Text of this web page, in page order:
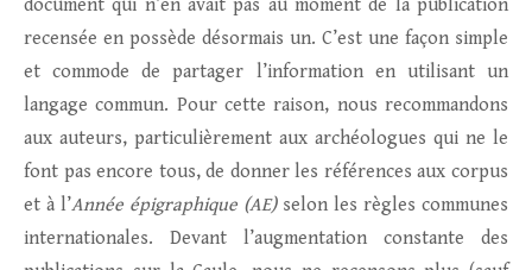
document qui n’en avait pas au moment de la publication
recensée en possède désormais un. C’est une façon simple
et commode de partager l’information en utilisant un
langage commun. Pour cette raison, nous recommandons
aux auteurs, particulièrement aux archéologues qui ne le
font pas encore tous, de donner les références aux corpus
et à l’Année épigraphique (AE) selon les règles communes
internationales. Devant l’augmentation constante des